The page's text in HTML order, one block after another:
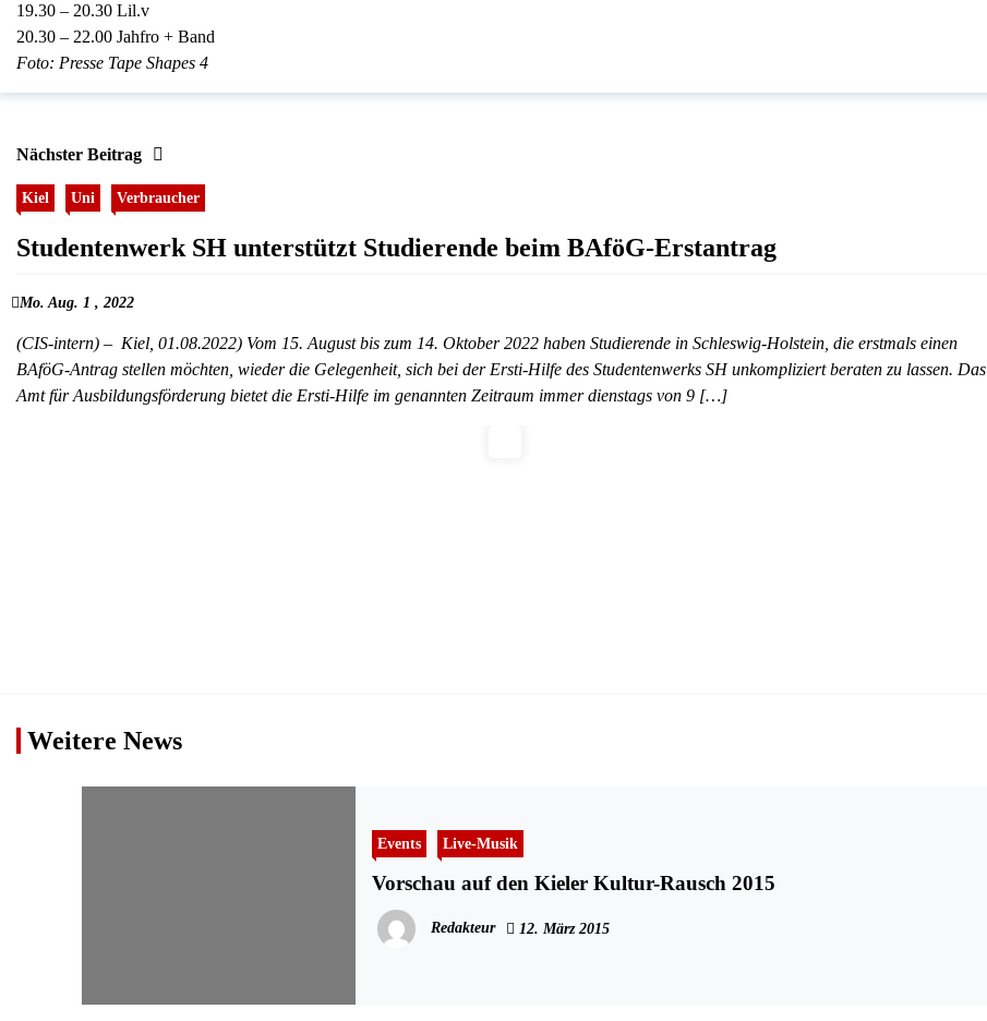
19.30 – 20.30 Lil.v
20.30 – 22.00 Jahfro + Band
Foto: Presse Tape Shapes 4
Nächster Beitrag
Kiel Uni Verbraucher
Studentenwerk SH unterstützt Studierende beim BAföG-Erstantrag
Mo. Aug. 1 , 2022
(CIS-intern) – Kiel, 01.08.2022) Vom 15. August bis zum 14. Oktober 2022 haben Studierende in Schleswig-Holstein, die erstmals einen
BAföG-Antrag stellen möchten, wieder die Gelegenheit, sich bei der Ersti-Hilfe des Studentenwerks SH unkompliziert beraten zu lassen. Das
Amt für Ausbildungsförderung bietet die Ersti-Hilfe im genannten Zeitraum immer dienstags von 9 […]
Weitere News
Events Live-Musik
Vorschau auf den Kieler Kultur-Rausch 2015
Redakteur 12. März 2015